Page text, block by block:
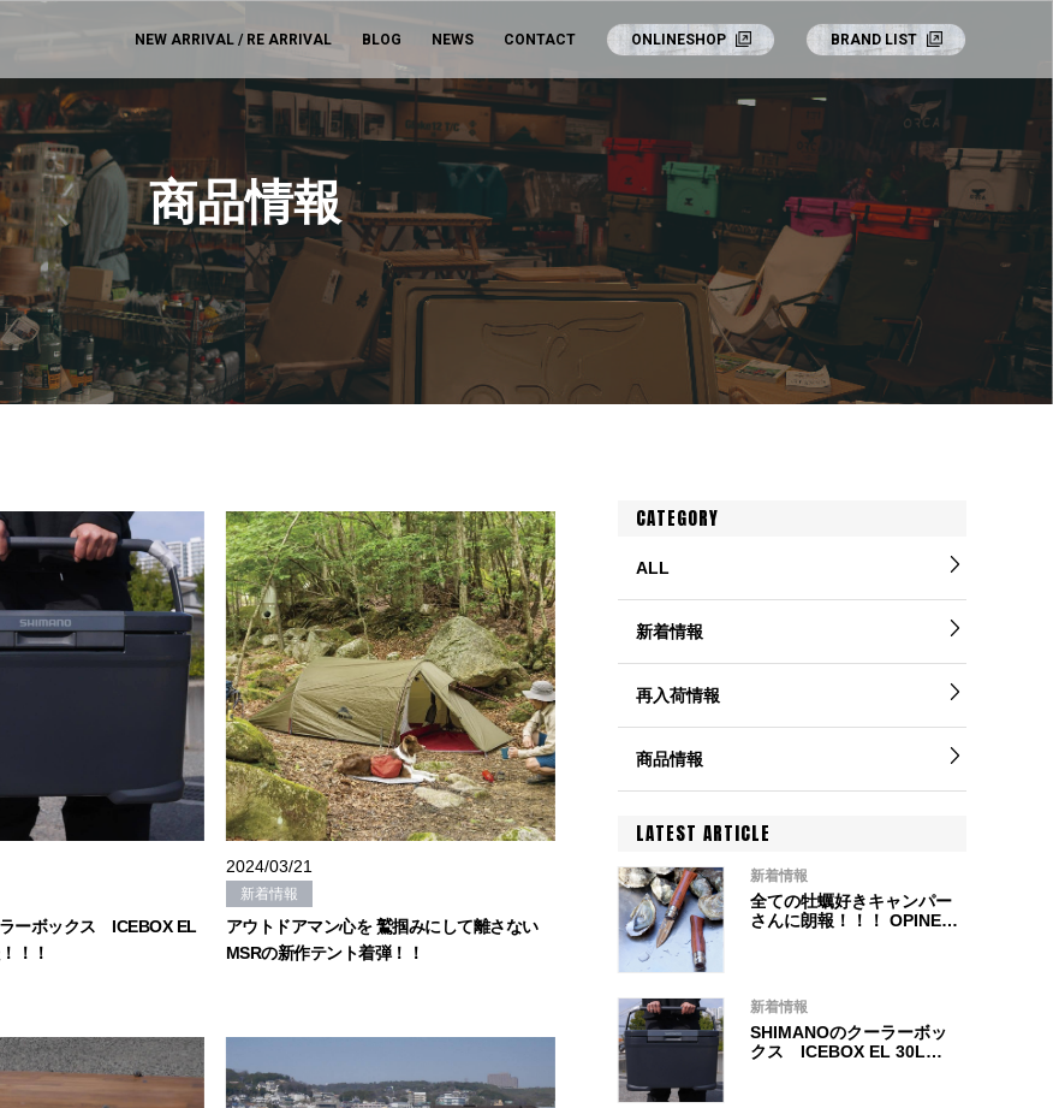
NEW ARRIVAL / RE ARRIVAL BLOG NEWS CONTACT ONLINESHOP BRAND LIST
商品情報
ーボックス ICEBOX EL
！！
2024/03/21
新着情報
アウトドアマン心を 鷲掴みにして離さない
MSRの新作テント着弾！！
CATEGORY
ALL
新着情報
再入荷情報
商品情報
LATEST ARTICLE
新着情報
全ての牡蠣好きキャンパー
さんに朗報！！！ OPINEL
新着情報
SHIMANOのクーラーボッ
クス ICEBOX EL 30L入